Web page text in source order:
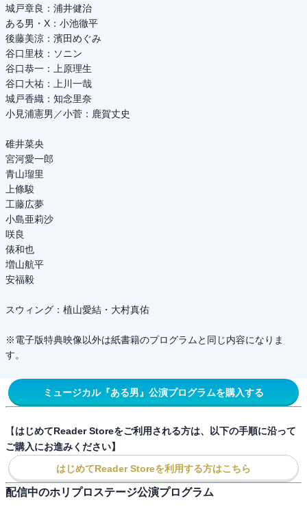
城戸章良：浦井健治
ある男・X：小池徹平
後藤美涼：濱田めぐみ
谷口里枝：ソニン
谷口恭一：上原理生
谷口大祐：上川一哉
城戸香織：知念里奈
小見浦憲男／小菅：鹿賀丈史
碓井菜央
宮河愛一郎
青山瑠里
上條駿
工藤広夢
小島亜莉沙
咲良
俵和也
増山航平
安福毅
スウィング：植山愛結・大村真佑
※電子版特典映像以外は紙書籍のプログラムと同じ内容になりま
す。
ミュージカル『ある男』公演プログラムを購入する
【はじめてReader Storeをご利用される方は、以下の手順に沿って
ご購入にお進みください】
はじめてReader Storeを利用する方はこちら
配信中のホリプロステージ公演プログラム